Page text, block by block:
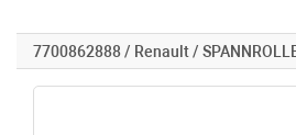
7700862888 / Renault /